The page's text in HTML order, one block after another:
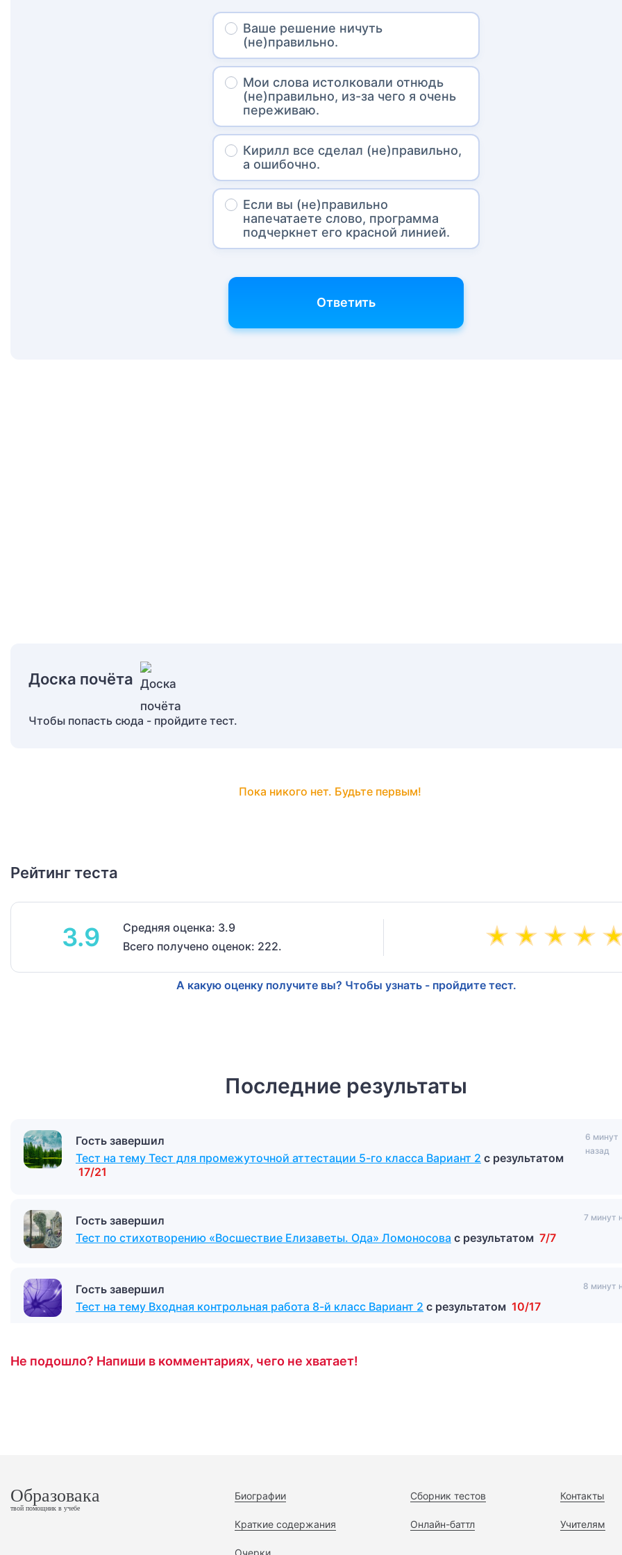
Ваше решение ничуть
(не)правильно.
Мои слова истолковали отнюдь
(не)правильно, из-за чего я очень
переживаю.
Кирилл все сделал (не)правильно,
а ошибочно.
Если вы (не)правильно
напечатаете слово, программа
подчеркнет его красной линией.
Ответить
Доска почёта
Чтобы попасть сюда - пройдите тест.
Пока никого нет. Будьте первым!
Рейтинг теста
3.9
Средняя оценка: 3.9
Всего получено оценок: 222.
А какую оценку получите вы? Чтобы узнать - пройдите тест.
Последние результаты
Гость завершил
Тест на тему Тест для промежуточной аттестации 5-го класса Вариант 2 с результатом
17/21
6 минут
назад
Гость завершил
Тест по стихотворению «Восшествие Елизаветы. Ода» Ломоносова с результатом 7/7
7 минут
Гость завершил
Тест на тему Входная контрольная работа 8-й класс Вариант 2 с результатом 10/17
8 минут
Не подошло? Напиши в комментариях, чего не хватает!
Образовака
твой помощник в учебе
Биографии
Краткие содержания
Сборник тестов
Онлайн-баттл
Контакты
Учителям